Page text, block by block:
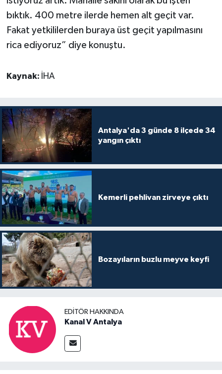
bıktık. 400 metre ilerde hemen alt geçit var.
Fakat yetkililerden buraya üst geçit yapılmasını
rica ediyoruz” diye konuştu.
Kaynak: İHA
Antalya'da 3 günde 8 ilçede 34
yangın çıktı
Kemerli pehlivan zirveye çıktı
Bozayıların buzlu meyve keyfi
EDITÖR HAKKINDA
Kanal V Antalya